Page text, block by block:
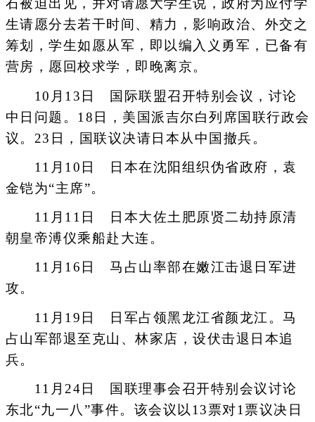
石被迫出见，并对请愿大学生说，政府为应付学
生请愿分去若干时间、精力，影响政治、外交之
筹划，学生如愿从军，即以编入义勇军，已备有
营房，愿回校求学，即晚离京。
10月13日 国际联盟召开特别会议，讨论
中日问题。18日，美国派吉尔白列席国联行政会
议。23日，国联议决请日本从中国撤兵。
11月10日 日本在沈阳组织伪省政府，袁
金铠为“主席”。
11月11日 日本大佐土肥原贤二劫持原清
朝皇帝溥仪乘船赴大连。
11月16日 马占山率部在嫩江击退日军进
攻。
11月19日 日军占领黑龙江省颜龙江。马
占山军部退至克山、林家店，设伏击退日本追
兵。
11月24日 国联理事会召开特别会议讨论
东北“九一八”事件。该会议以13票对1票议决日